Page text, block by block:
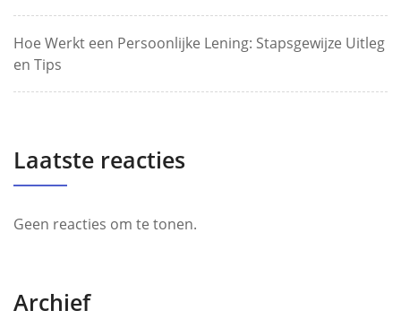
Hoe Werkt een Persoonlijke Lening: Stapsgewijze Uitleg
en Tips
Laatste reacties
Geen reacties om te tonen.
Archief